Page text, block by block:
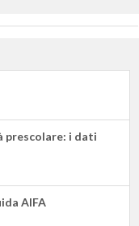
prescolare: i dati
AIFA